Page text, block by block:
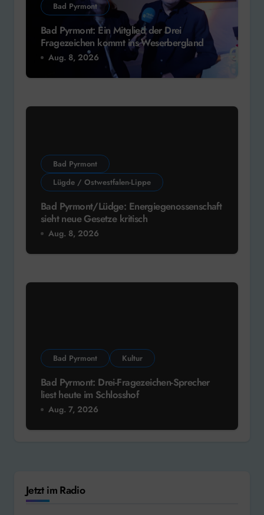
Bad Pyrmont
Bad Pyrmont: Ein Mitglied der Drei
Fragezeichen kommt ins Weserbergland
Aug. 8, 2026
Bad Pyrmont
Lügde / Ostwestfalen-Lippe
Bad Pyrmont/Lüdge: Energiegenossenschaft
sieht neue Gesetze kritisch
Aug. 8, 2026
Bad Pyrmont Kultur
Bad Pyrmont: Drei-Fragezeichen-Sprecher
liest heute im Schlosshof
Aug. 7, 2026
Jetzt im Radio